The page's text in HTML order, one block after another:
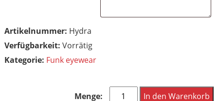
Artikelnummer: Hydra
Vorrätig
Kategorie: Funk eyewear
Funk
In den Warenkorb